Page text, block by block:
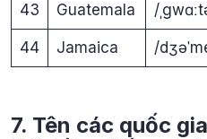
43 Guatemala /
44 Jamaica /
7. Tên các quốc